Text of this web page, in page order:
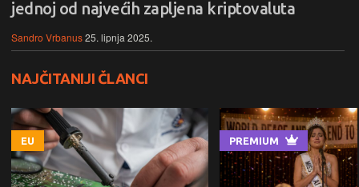
jednoj od najvećih zapljena kriptovaluta
Sandro Vrbanus25. lipnja 2025.
NAJČITANIJI ČLANCI
EU PREMIUM